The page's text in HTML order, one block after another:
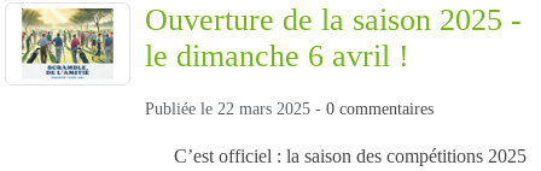
Ouverture de la saison 2025 -
le dimanche 6 avril !
Publiée le 22 mars 2025 - 0 commentaires
C’est officiel : la saison des compétitions 2025